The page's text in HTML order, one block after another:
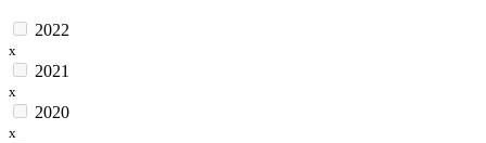
2022
x
2021
x
2020
x